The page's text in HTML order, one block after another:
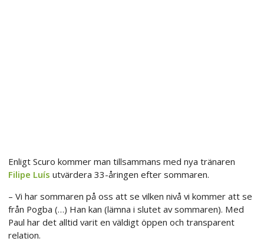
Enligt Scuro kommer man tillsammans med nya tränaren
Filipe Luís utvärdera 33-åringen efter sommaren.
– Vi har sommaren på oss att se vilken nivå vi kommer att se
från Pogba (…) Han kan (lämna i slutet av sommaren). Med
Paul har det alltid varit en väldigt öppen och transparent
relation.